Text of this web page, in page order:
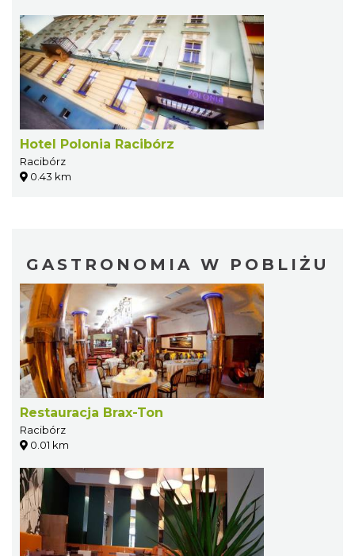
Hotel Polonia Racibórz
Racibórz
0.43 km
GASTRONOMIA W POBLIŻU
Restauracja Brax-Ton
Racibórz
0.01 km